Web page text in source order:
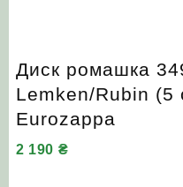
Диск ромашка
Lemken/Rubin (5
Eurozappa
2 190 ₴